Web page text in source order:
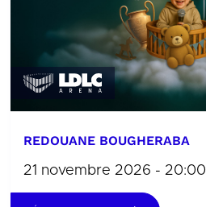
REDOUANE BOUGHERABA
21 novembre 2026 - 20:00